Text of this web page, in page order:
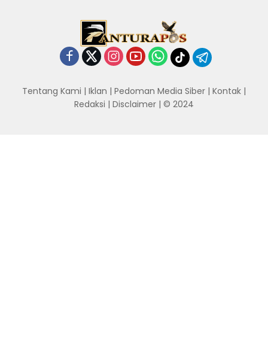
Tentang Kami | Iklan | Pedoman Media Siber | Kontak |
Redaksi | Disclaimer | © 2024